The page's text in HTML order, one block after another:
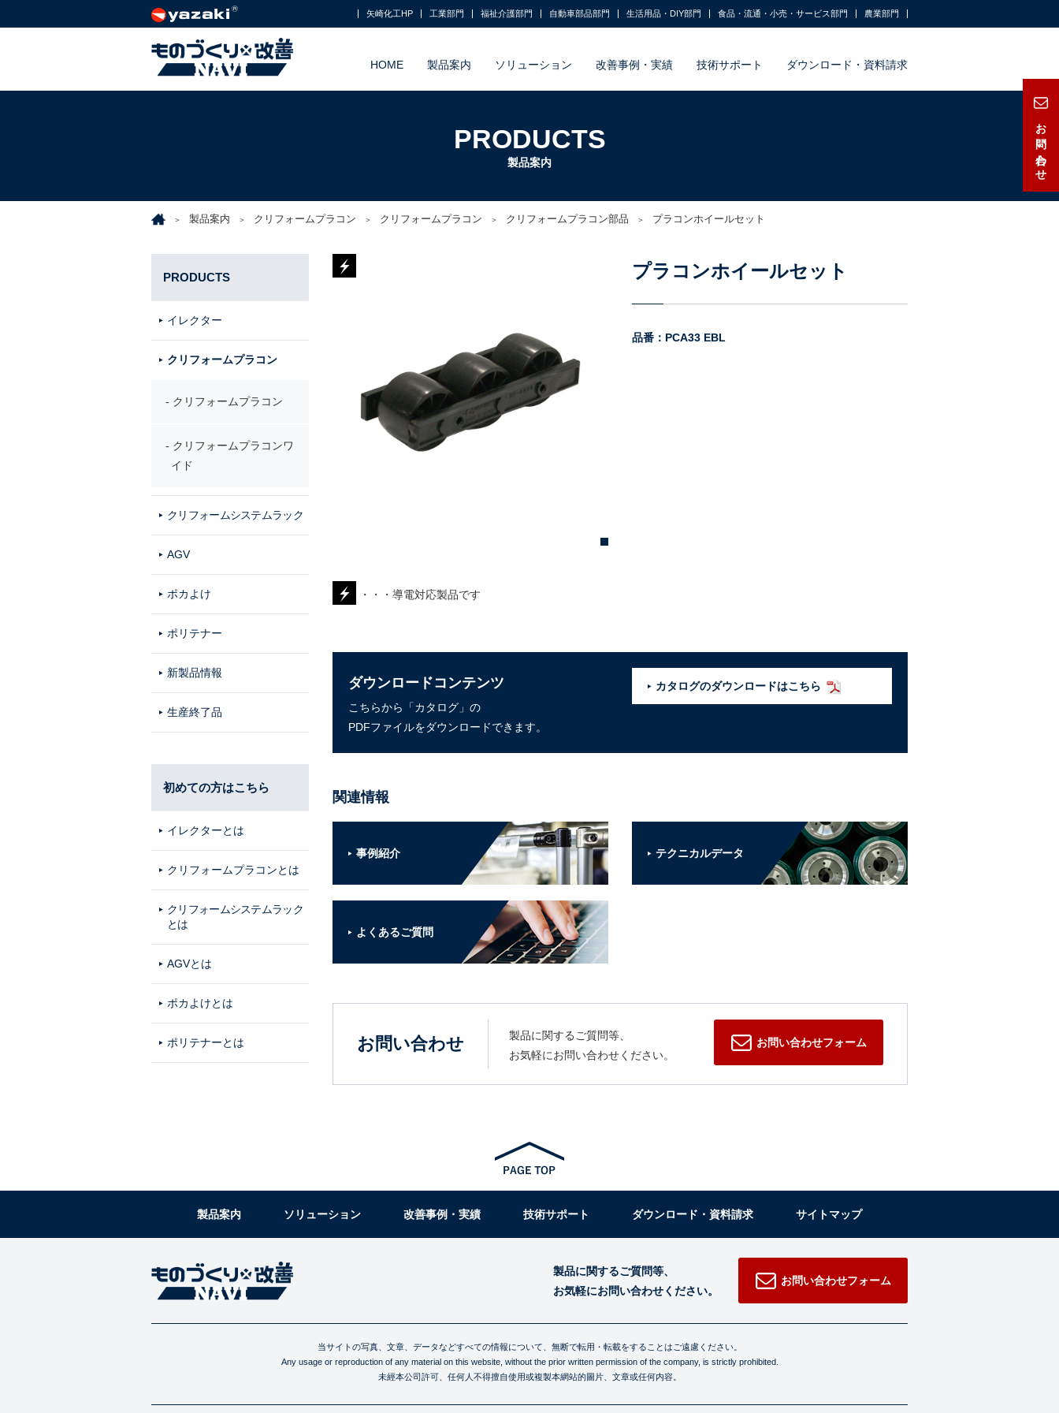
矢崎化工HP 工業部門 福祉介護部門 自動車部品部門 生活用品・DIY部門 食品・流通・小売・サービス部門 農業部門
HOME 製品案内 ソリューション 改善事例・実績 技術サポート ダウンロード・資料請求
お問い合わせ
PRODUCTS
製品案内
製品案内 クリフォームプラコン クリフォームプラコン クリフォームプラコン部品 プラコンホイールセット
プラコンホイールセット
品番：PCA33 EBL
・・・導電対応製品です
ダウンロードコンテンツ
こちらから「カタログ」の
PDFファイルをダウンロードできます。
カタログのダウンロードはこちら
関連情報
事例紹介 テクニカルデータ
よくあるご質問
お問い合わせ
製品に関するご質問等、
お気軽にお問い合わせください。
お問い合わせフォーム
PRODUCTS
イレクター
クリフォームプラコン
クリフォームプラコン
クリフォームプラコンワ
イド
クリフォームシステムラック
AGV
ポカよけ
ポリテナー
新製品情報
生産終了品
初めての方はこちら
イレクターとは
クリフォームプラコンとは
クリフォームシステムラック
とは
AGVとは
ポカよけとは
ポリテナーとは
製品案内 ソリューション 改善事例・実績 技術サポート ダウンロード・資料請求 サイトマップ
製品に関するご質問等、
お気軽にお問い合わせください。
お問い合わせフォーム
当サイトの写真、文章、データなどすべての情報について、無断で転用・転載をすることはご遠慮ください。
Any usage or reproduction of any material on this website, without the prior written permission of the company, is strictly prohibited.
未經本公司許可、任何人不得擅自使用或複製本網站的圖片、文章或任何内容。